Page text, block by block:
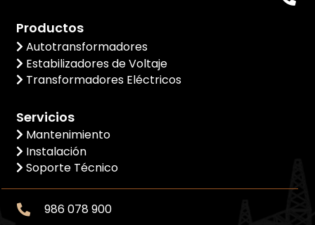
Productos
Autotransformadores
Estabilizadores de Voltaje
Transformadores Eléctricos
Servicios
Mantenimiento
Instalación
Soporte Técnico
986 078 900